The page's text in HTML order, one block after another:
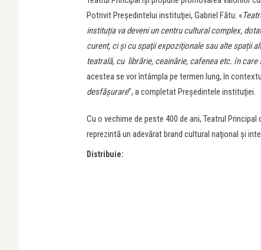
Potrivit Preşedintelui instituţiei, Gabriel Fătu: «
instituția va deveni un centru cultural complex,
curent, ci şi cu spaţii expoziţionale sau alte spații
teatrală, cu librărie, ceainărie, cafenea etc. în
acestea se vor întâmpla pe termen lung, în
desfăşurare”, a completat Preşedintele instituţiei.
Cu o vechime de peste 400 de ani, Teatrul
reprezintă un adevărat brand cultural naţional şi
Distribuie: